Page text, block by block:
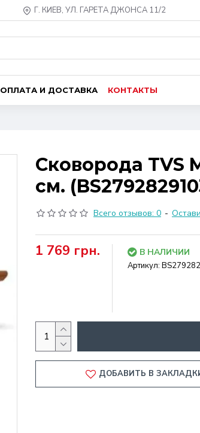
Г. КИЕВ, УЛ. ГАРЕТА ДЖОНСА 11/2
ОПЛАТА И ДОСТАВКА КОНТАКТЫ
Сковорода TVS
см.
Всего отзывов: 0 -
1 769 грн. В НАЛИЧИИ
Артикул:
ДОБАВИТЬ В